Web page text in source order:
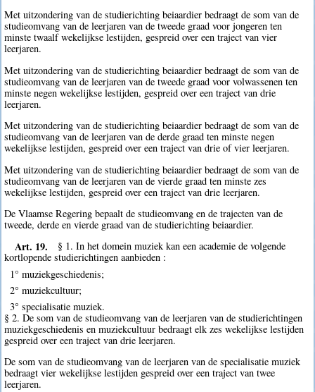
Met uitzondering van de studierichting beiaardier bedraagt de som van de
studieomvang van de leerjaren van de tweede graad voor jongeren ten
minste twaalf wekelijkse lestijden, gespreid over een traject van vier
leerjaren.
Met uitzondering van de studierichting beiaardier bedraagt de som van de
studieomvang van de leerjaren van de tweede graad voor volwassenen ten
minste negen wekelijkse lestijden, gespreid over een traject van drie
leerjaren.
Met uitzondering van de studierichting beiaardier bedraagt de som van de
studieomvang van de leerjaren van de derde graad ten minste negen
wekelijkse lestijden, gespreid over een traject van drie of vier leerjaren.
Met uitzondering van de studierichting beiaardier bedraagt de som van de
studieomvang van de leerjaren van de vierde graad ten minste zes
wekelijkse lestijden, gespreid over een traject van drie leerjaren.
De Vlaamse Regering bepaalt de studieomvang en de trajecten van de
tweede, derde en vierde graad van de studierichting beiaardier.
Art. 19.
§ 1. In het domein muziek kan een academie de volgende
kortlopende studierichtingen aanbieden :
1° muziekgeschiedenis;
2° muziekcultuur;
3° specialisatie muziek.
§ 2. De som van de studieomvang van de leerjaren van de studierichtingen
muziekgeschiedenis en muziekcultuur bedraagt elk zes wekelijkse lestijden
gespreid over een traject van drie leerjaren.
De som van de studieomvang van de leerjaren van de specialisatie muziek
bedraagt vier wekelijkse lestijden gespreid over een traject van twee
leerjaren.